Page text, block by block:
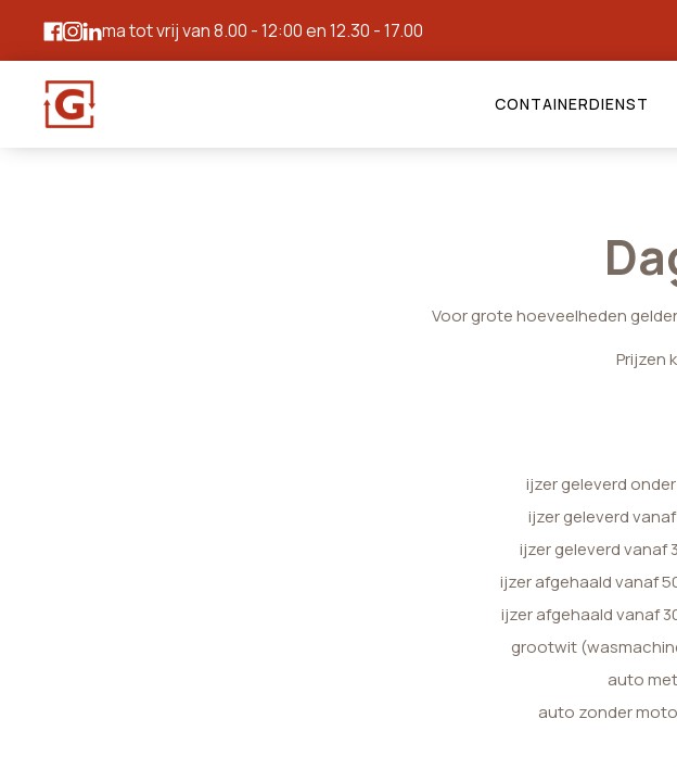
ma tot vrij van 8.00 - 12:00 en 12.30 - 17.00
CONTAINERDIENST
Voor grote hoeveelheden
Prijzen
ijzer geleverd
ijzer geleverd
ijzer geleverd vanaf
ijzer afgehaald vanaf
ijzer afgehaald vanaf
grootwit
auto
auto zonder